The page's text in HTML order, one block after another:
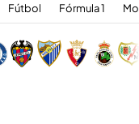
Fútbol Fórmula 1